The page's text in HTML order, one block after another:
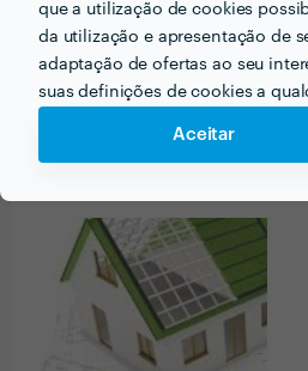
que a utilização de cookies
da utilização e apresentação de
adaptação de ofertas ao seu
suas definições de cookies a
Aceitar
Excelência. Este
distinção da Zaask
2020 e 2022.